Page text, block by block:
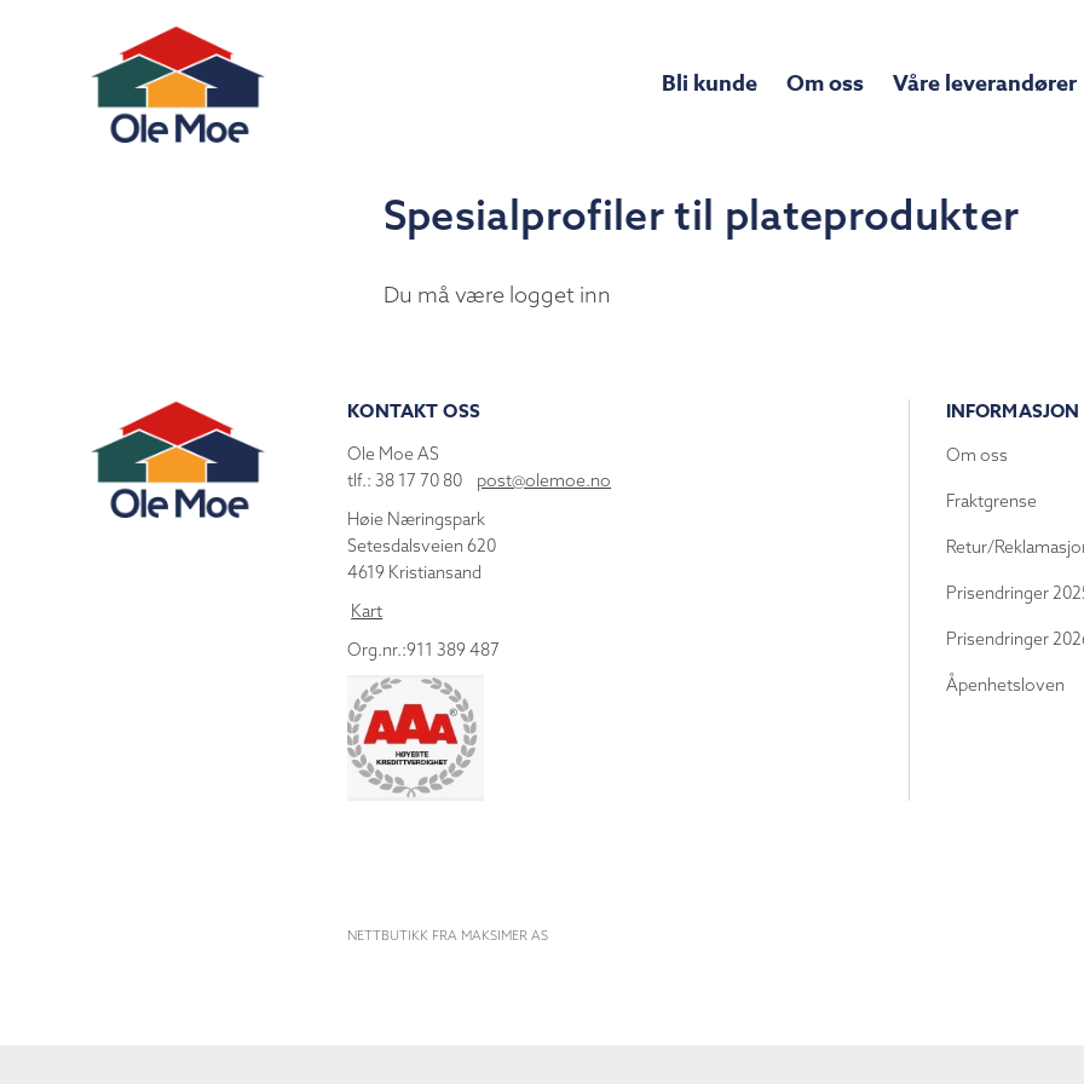
Bli kunde Om oss Våre leverandører
Spesialprofiler til plateprodukter
Du må være logget inn
KONTAKT OSS
Ole Moe AS
tlf.: 38 17 70 80 post@olemoe.no
Høie Næringspark
Setesdalsveien 620
4619 Kristiansand
Kart
Org.nr.:911 389 487
INFORMASJON
Om oss
Fraktgrense
Retur/
Prisendringer
Prisendringer
Åpenhetsloven
NETTBUTIKK FRA MAKSIMER AS